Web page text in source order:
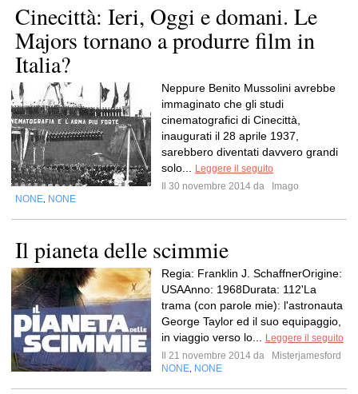
Cinecittà: Ieri, Oggi e domani. Le
Majors tornano a produrre film in
Italia?
Neppure Benito Mussolini avrebbe
immaginato che gli studi
cinematografici di Cinecittà,
inaugurati il 28 aprile 1937,
sarebbero diventati davvero grandi
solo...
Leggere il seguito
Il 30 novembre 2014 da
Imago
NONE NONE
Il pianeta delle scimmie
Regia: Franklin J. SchaffnerOrigine:
USAAnno: 1968Durata: 112'La
trama (con parole mie): l'astronauta
George Taylor ed il suo equipaggio,
in viaggio verso lo...
Leggere il seguito
Il 21 novembre 2014 da
Misterjamesford
NONE NONE